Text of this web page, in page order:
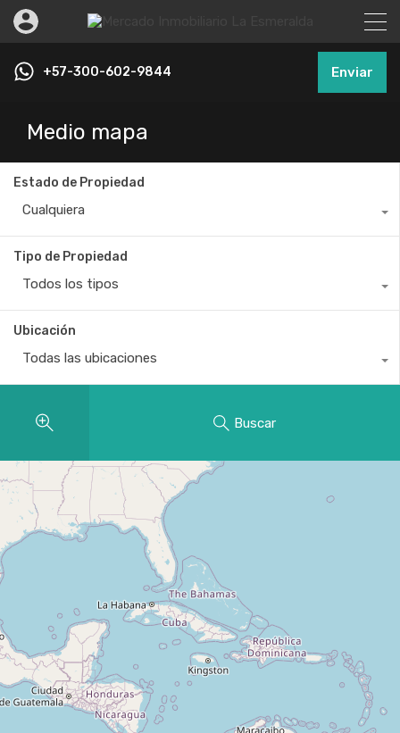
+57-300-602-9844 Enviar
Medio mapa
Estado de Propiedad
Cualquiera
Tipo de Propiedad
Todos los tipos
Ubicación
Todas las ubicaciones
Buscar